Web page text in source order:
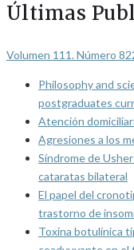
Últimas
Volumen 111. Número
Philosophy and
postgraduates
Atención
Agresiones a los
Síndrome de
cataratas bilateral
El papel del
trastorno de
Toxina botulínica